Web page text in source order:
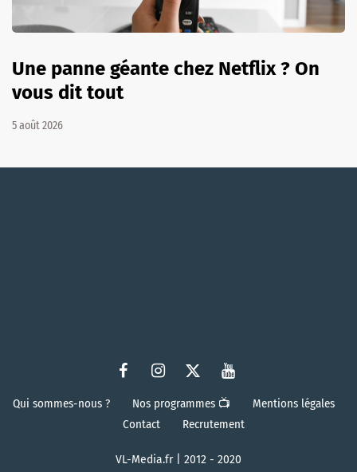
Une panne géante chez Netflix ? On
vous dit tout
5 août 2026
Qui sommes-nous ? Nos programmes 📺
Mentions légales
Contact
Recrutement
VL-Media.fr | 2012 - 2020